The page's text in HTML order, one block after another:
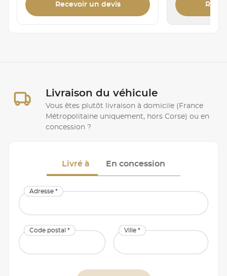
Recevoir un devis
Livraison du véhicule
Vous êtes plutôt livraison à domicile (France
Métropolitaine uniquement, hors Corse) ou en
concession ?
Livré à En concession
Adresse *
Code postal * Ville *